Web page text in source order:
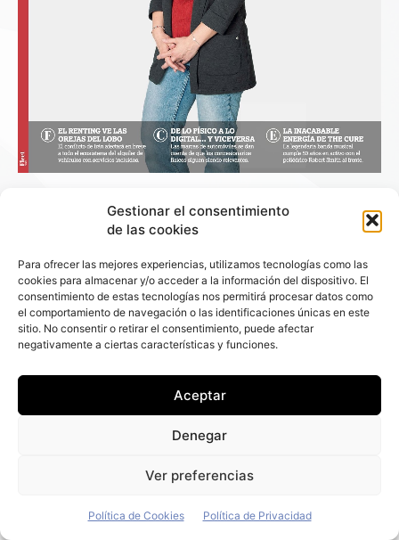
Gestionar el consentimiento
de las cookies
Para ofrecer las mejores experiencias, utilizamos tecnologías como las
cookies para almacenar y/o acceder a la información del dispositivo. El
consentimiento de estas tecnologías nos permitirá procesar datos como
el comportamiento de navegación o las identificaciones únicas en este
sitio. No consentir o retirar el consentimiento, puede afectar
negativamente a ciertas características y funciones.
Aceptar
Denegar
Ver preferencias
Política de Cookies Política de Privacidad
+ Fleet People
Staff
Media Kit
La edición digital
Descargar último ejemplar
ir a hemeroteca
+ Contenido en redes sociales